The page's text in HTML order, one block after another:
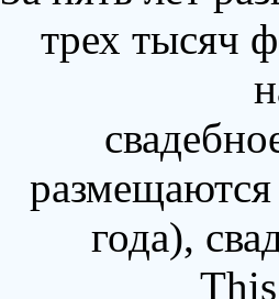
трех тысяч
года),